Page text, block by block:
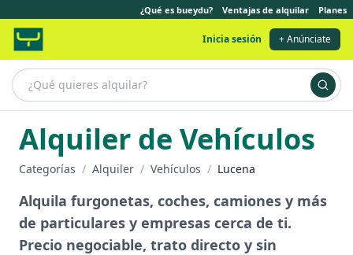
¿Qué es bueydu? Ventajas de alquilar Planes
Inicia sesión + Anúnciate
Alquiler de Vehículos
Categorías / Alquiler / Vehículos / Lucena
Alquila furgonetas, coches, camiones y más
de particulares y empresas cerca de ti.
Precio negociable, trato directo y sin